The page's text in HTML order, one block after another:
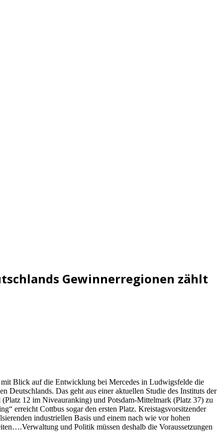
Gewinnerregionen zählt
Blick auf die Entwicklung bei Mercedes in Ludwigsfelde die
Das geht aus einer aktuellen Studie des Instituts der
12 im Niveauranking) und Potsdam-Mittelmark (Platz 37) zu
erreicht Cottbus sogar den ersten Platz. Kreistagsvorsitzender
industriellen Basis und einem nach wie vor hohen
und Politik müssen deshalb die Voraussetzungen